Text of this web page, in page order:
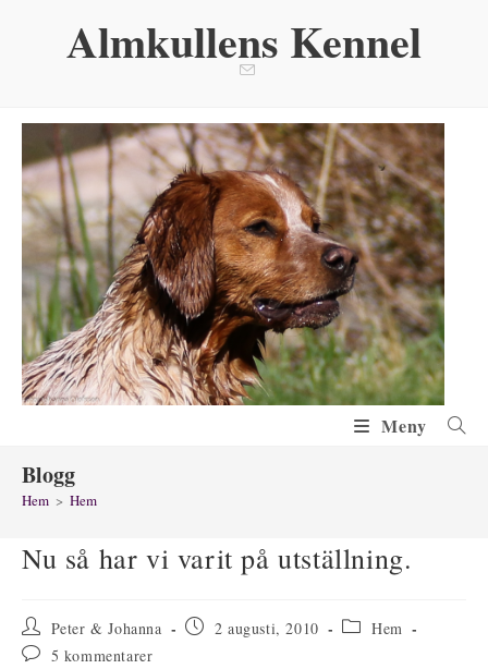
Almkullens Kennel
Meny
Blogg
Hem > Hem
Nu så har vi varit på utställning.
Inläggsförfattare:
Peter & Johanna
Inlägget2 augusti, 2010 Inläggskategori:
Hem
Kommentarer
5 kommentarer